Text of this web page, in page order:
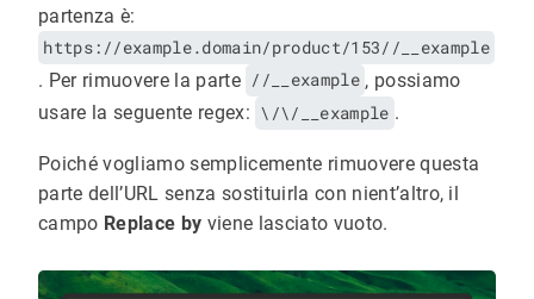
partenza è:
https://example.domain/product/153//__example
. Per rimuovere la parte //__example , possiamo
usare la seguente regex: \/\/__example .
Poiché vogliamo semplicemente rimuovere questa
parte dell’URL senza sostituirla con nient’altro, il
campo Replace by viene lasciato vuoto.